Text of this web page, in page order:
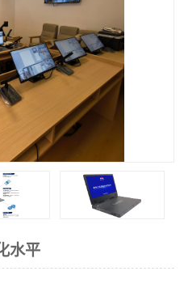
水平